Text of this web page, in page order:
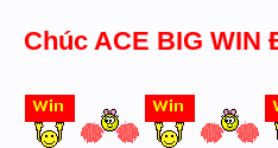
Chúc ACE BIG WIN